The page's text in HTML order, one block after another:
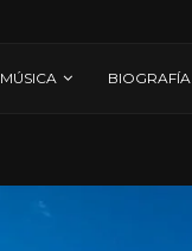
MÚSICA BIOGRAFÍA